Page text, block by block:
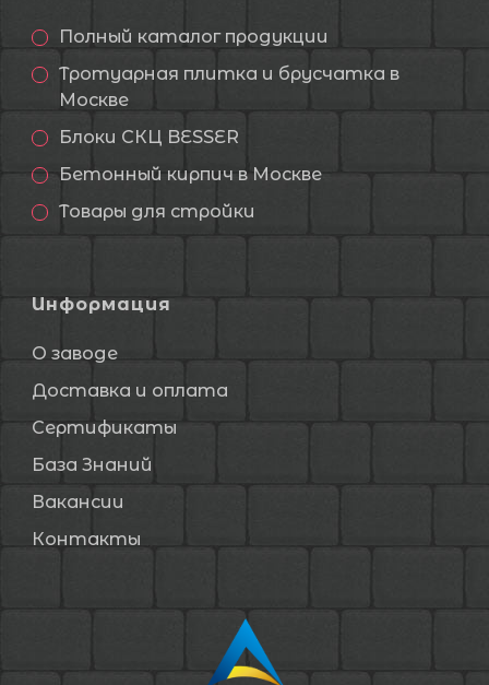
Полный каталог продукции
Тротуарная плитка и брусчатка в
Москве
Блоки СКЦ BESSER
Бетонный кирпич в Москве
Товары для стройки
Информация
О заводе
Доставка и оплата
Сертификаты
База Знаний
Вакансии
Контакты